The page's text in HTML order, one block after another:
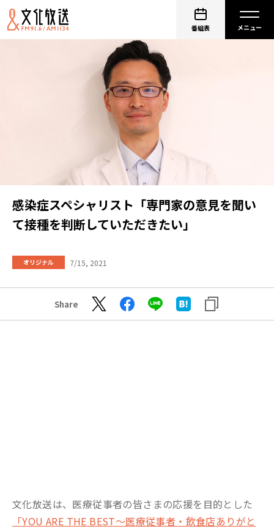
番組表
感染症スペシャリスト「専門家の意見を聞い
て接種を判断していただきたい」
オリジナル 7/15, 2021
Share
文化放送は、医療従事者の皆さまの応援を目的とした
「YOU ARE THE BEST～医療従事者・飲食店ありがと